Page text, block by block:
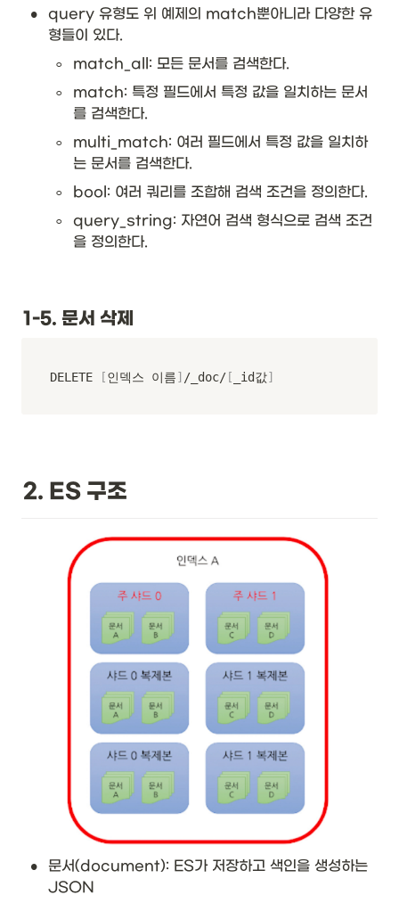
•
query 유형도 위 예제의 match뿐아니라 다양한 유
형들이 있다.
◦ match_all: 모든 문서를 검색한다.
◦
match: 특정 필드에서 특정 값을 일치하는 문서
를 검색한다.
◦
multi_match: 여러 필드에서 특정 값을 일치하
는 문서를 검색한다.
◦ bool: 여러 쿼리를 조합해 검색 조건을 정의한다.
◦
query_string: 자연어 검색 형식으로 검색 조건
을 정의한다.
1-5. 문서 삭제
DELETE [인덱스 이름] /_doc/ [ _id값]
2. ES 구조
•
문서(document): ES가 저장하고 색인을 생성하는
JSON